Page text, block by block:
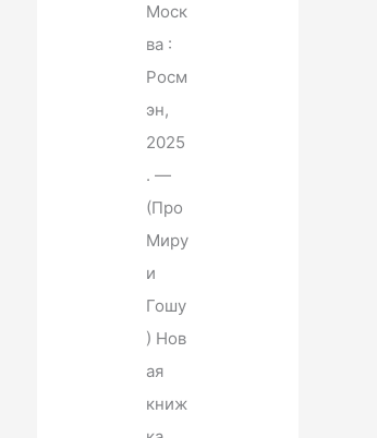
Моск
ва :
Росм
эн,
2025
. —
(Про
Миру
и
Гошу
) Нов
ая
книж